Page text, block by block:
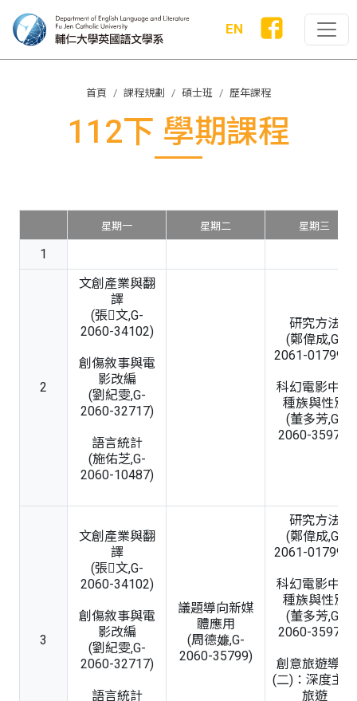
EN
首頁 課程規劃 碩士班 歷年課程
112下 學期課程
星期一 星期二 星期三
1
2
文創產業與翻
譯
(張文,G-
2060-34102)
創傷敘事與電
影改編
(劉紀雯,G-
2060-32717)
語言統計
(施佑芝,G-
2060-10487)
研究方法
(鄭偉成,G-
2061-01799B)
科幻電影中的
種族與性別
(董多芳,G-
2060-35977)
3
文創產業與翻
譯
(張文,G-
2060-34102)
創傷敘事與電
影改編
(劉紀雯,G-
2060-32717)
語言統計
議題導向新媒
體應用
(周德嬚,G-
2060-35799)
研究方法
(鄭偉成,G-
2061-01799B)
科幻電影中的
種族與性別
(董多芳,G-
2060-35977)
創意旅遊導覽
(二)：深度主題
旅遊